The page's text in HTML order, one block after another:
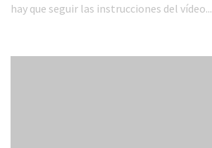
hay que seguir las instrucciones del vídeo...